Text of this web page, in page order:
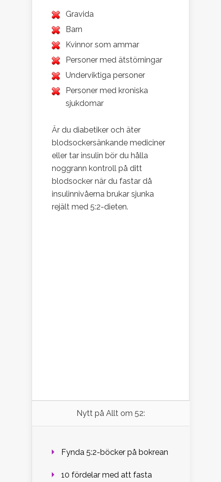
Gravida
Barn
Kvinnor som ammar
Personer med ätstörningar
Underviktiga personer
Personer med kroniska
sjukdomar
Är du diabetiker och äter
blodsockersänkande mediciner
eller tar insulin bör du hålla
noggrann kontroll på ditt
blodsocker när du fastar då
insulinnivåerna brukar sjunka
rejält med 5:2-dieten.
Nytt på Allt om 52:
Fynda 5:2-böcker på bokrean
10 fördelar med att fasta